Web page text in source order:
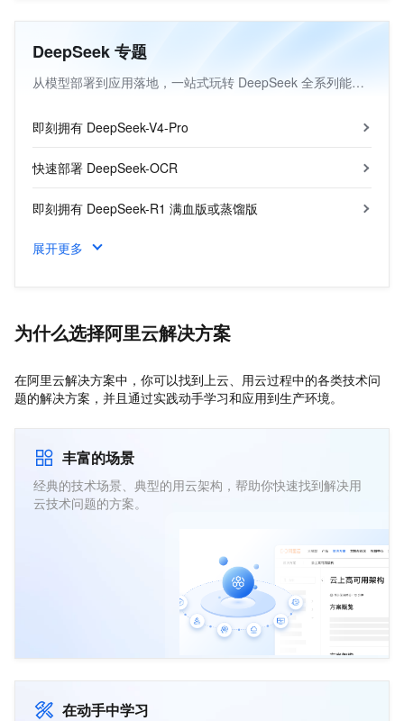
数据迁移
企业出海
中国企业出海
出海行业解决方案
权益及资源
飞天企业版
DeepSeek 专题
从模型部署到应用落地，一站式玩转 DeepSeek 全系列能力。
即刻拥有 DeepSeek-V4-Pro
快速部署 DeepSeek-OCR
即刻拥有 DeepSeek-R1 满血版或蒸馏版
零代码搭建 DeepSeek 版个人知识库
展开更多
为什么选择阿里云解决方案
在阿里云解决方案中，你可以找到上云、用云过程中的各类技术问
题的解决方案，并且通过实践动手学习和应用到生产环境。
丰富的场景
经典的技术场景、典型的用云架构，帮助你快速找到解决用
云技术问题的方案。
在动手中学习